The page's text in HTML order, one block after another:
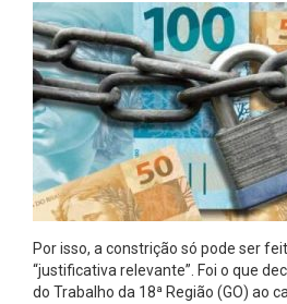
Por isso, a constrição só pode ser
“justificativa relevante”. Foi o que
do Trabalho da 18ª Região (GO) ao